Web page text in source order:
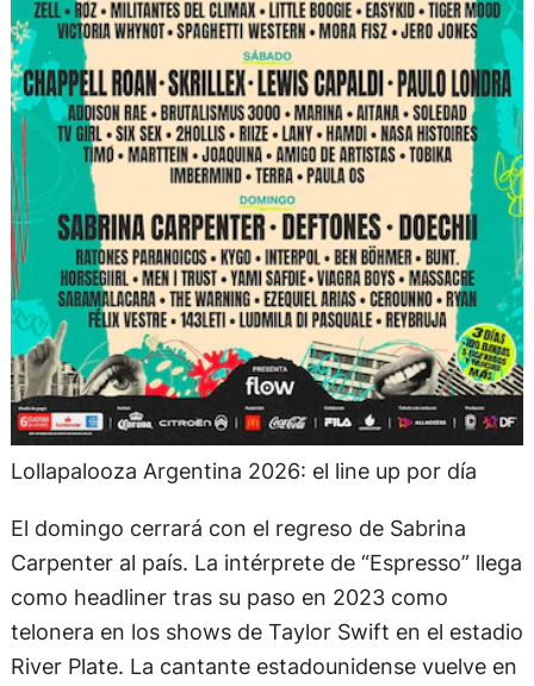
Lollapalooza Argentina 2026: el line up por día
El domingo cerrará con el regreso de Sabrina
Carpenter al país. La intérprete de “Espresso” llega
como headliner tras su paso en 2023 como
telonera en los shows de Taylor Swift en el estadio
River Plate. La cantante estadounidense vuelve en